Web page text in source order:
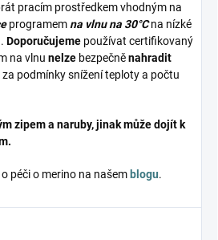
pracím prostředkem vhodným na
programemna vlnu na 30°Cna nízké
Doporučujeme používat certifikovaný
na vlnu nelze bezpečněnahradit
za podmínky snížení teploty a počtu
zipem a naruby, jinak může dojít k
péči o merino na našem blogu.